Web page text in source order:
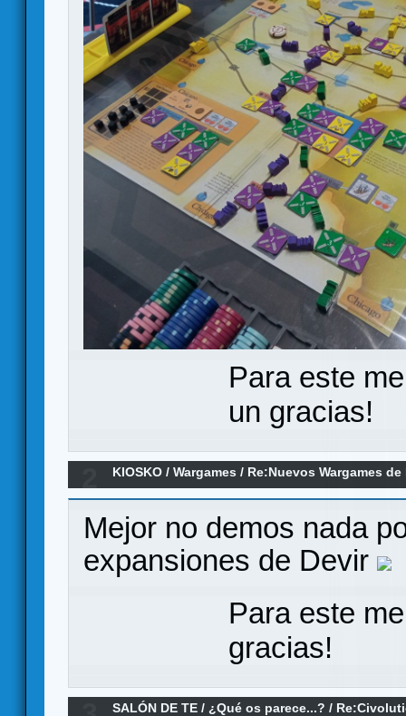
Para este
un gracias!
KIOSKO /Wargames / Re:Nuevos Wargames de
Mejor no demos nada
expansiones de Devir
Para este
gracias!
SALÓN DE TE / ¿Qué os parece...? /